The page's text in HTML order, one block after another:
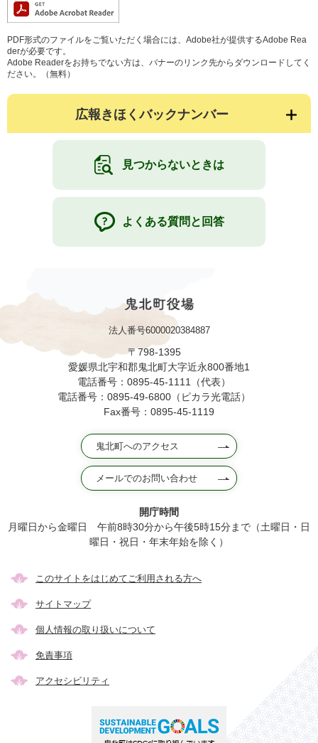
PDF形式のファイルをご覧いただく場合には、Adobe社が提供するAdobe Rea
derが必要です。
Adobe Readerをお持ちでない方は、バナーのリンク先からダウンロードしてく
ださい。（無料）
広報きほくバックナンバー
見つからないときは
よくある質問と回答
法人番号6000020384887
〒798-1395
愛媛県北宇和郡鬼北町大字近永800番地1
電話番号：0895-45-1111（代表）
電話番号：0895-49-6800（ピカラ光電話）
Fax番号：0895-45-1119
鬼北町へのアクセス
メールでのお問い合わせ
開庁時間
月曜日から金曜日 午前8時30分から午後5時15分まで（土曜日・日
曜日・祝日・年末年始を除く）
このサイトをはじめてご利用される方へ
サイトマップ
個人情報の取り扱いについて
免責事項
アクセシビリティ